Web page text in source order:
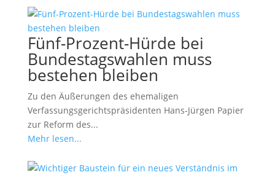
Fünf-Prozent-Hürde bei
Bundestagswahlen muss
bestehen bleiben
Zu den Äußerungen des ehemaligen
Verfassungsgerichtspräsidenten Hans-Jürgen Papier
zur Reform des...
Mehr lesen...